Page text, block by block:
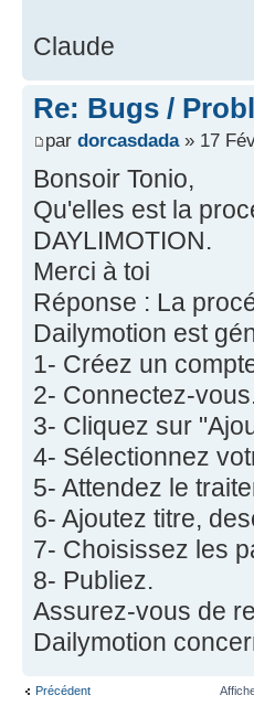
Claude
Re: Bugs /
par dorcasdada» 17
Bonsoir Tonio,
Qu'elles est la
DAYLIMOTION.
Merci à toi
Réponse : La
Dailymotion est
1- Créez un
2- Connectez-
3- Cliquez sur
4- Sélectionnez
5- Attendez le
6- Ajoutez titre,
7- Choisissez les
8- Publiez.
Assurez-vous de
Dailymotion
Précédent